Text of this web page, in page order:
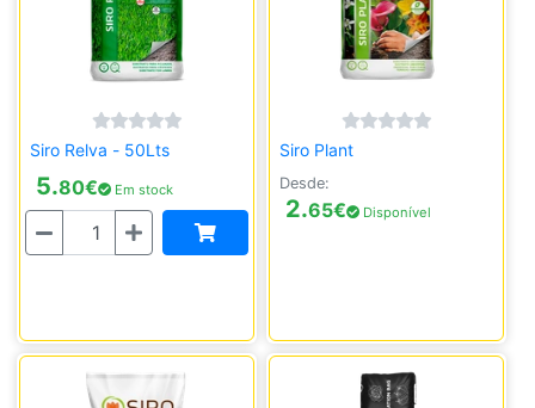
Siro Relva - 50Lts
5.80€ Em stock
Quantidade
Siro Plant
Desde:
2.65€ Disponível